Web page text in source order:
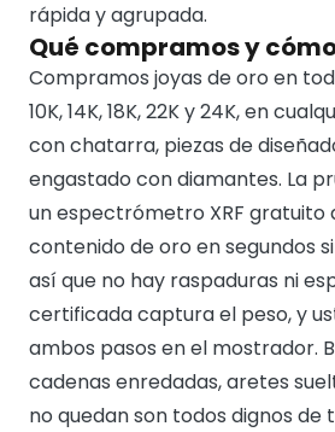
rápida y agrupada.
Qué compramos y
Compramos joyas de oro en
10K, 14K, 18K, 22K y 24K, en
con chatarra, piezas de
engastado con diamantes. La
un espectrómetro XRF gratuito
contenido de oro en segundos
así que no hay raspaduras ni
certificada captura el peso, y
ambos pasos en el mostrador.
cadenas enredadas, aretes
no quedan son todos dignos de